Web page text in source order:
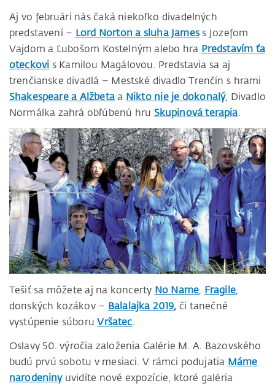
Aj vo februári nás čaká niekoľko divadelných
predstavení – Lord Norton a sluha Jamess Jozefom
Vajdom a Ľubošom Kostelným alebo hra Predstavím ťa
oteckovi s Kamilou Magálovou. Predstavia sa aj
trenčianske divadlá – Mestské divadlo Trenčín s hrami
Shakespeare a Alžbetaa Nikto nie je dokonalý, Divadlo
Normálka zahrá obľúbenú hru Skupinová terapia.
Tešiť sa môžete aj na koncerty No Name, Fragile,
donských kozákov – Balalajka 2019, či tanečné
vystúpenie súboruVršatec.
Oslavy 50. výročia založenia Galérie M. A. Bazovského
budú prvú sobotu v mesiaci. V rámci podujatia Máme
narodeninyuvidíte nové expozície, ktoré galéria